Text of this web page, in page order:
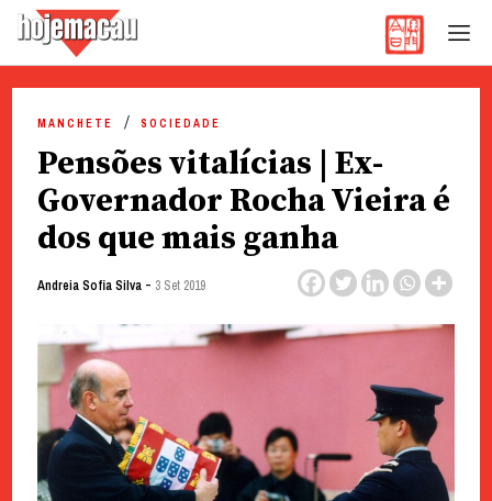
content
MANCHETE SOCIEDADE
Pensões vitalícias | Ex-
Governador Rocha Vieira é
dos que mais ganha
Andreia Sofia Silva- 3 Set 2019